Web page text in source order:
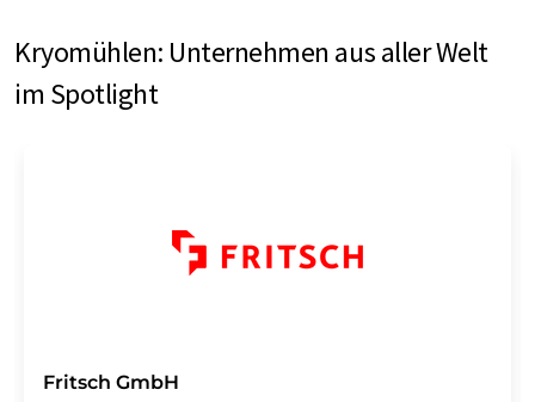
Kryomühlen: Unternehmen aus aller Welt
im Spotlight
Fritsch GmbH